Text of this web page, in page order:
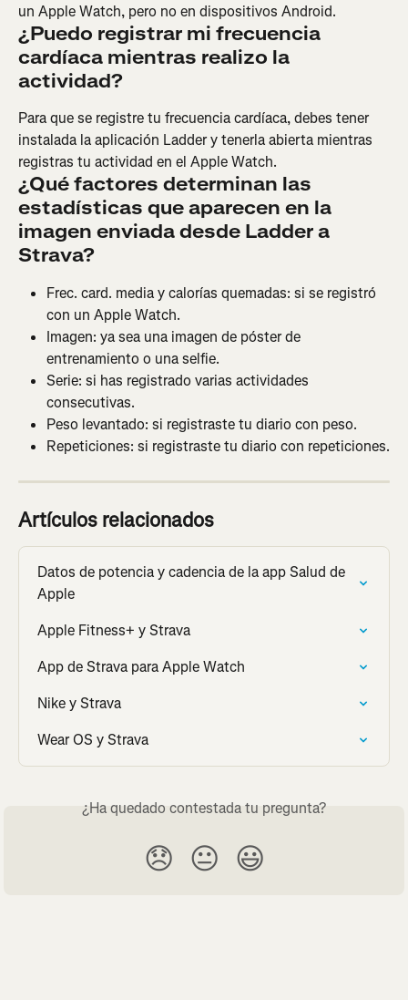
un Apple Watch, pero no en dispositivos Android.
¿Puedo registrar mi frecuencia
cardíaca mientras realizo la
actividad?
Para que se registre tu frecuencia cardíaca, debes tener
instalada la aplicación Ladder y tenerla abierta mientras
registras tu actividad en el Apple Watch.
¿Qué factores determinan las
estadísticas que aparecen en la
imagen enviada desde Ladder a
Strava?
Frec. card. media y calorías quemadas: si se registró
con un Apple Watch.
Imagen: ya sea una imagen de póster de
entrenamiento o una selfie.
Serie: si has registrado varias actividades
consecutivas.
Peso levantado: si registraste tu diario con peso.
Repeticiones: si registraste tu diario con repeticiones.
Artículos relacionados
Datos de potencia y cadencia de la app Salud de
Apple
Apple Fitness+ y Strava
App de Strava para Apple Watch
Nike y Strava
Wear OS y Strava
¿Ha quedado contestada tu pregunta?
😞 😐 😃